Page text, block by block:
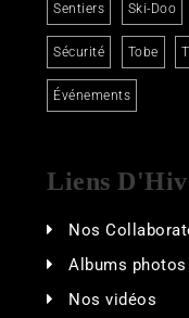
Sentiers Ski-Doo
Sécurité Tobe
Événements
Liens
Nos
Albums photos
Nos vidéos